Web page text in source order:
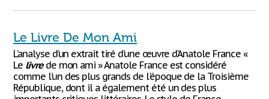
Le Livre De Mon Ami
L’analyse d’un extrait tiré d’une œuvre d’Anatole France «
Le livrede mon ami » Anatole France est considéré
comme l’un des plus grands de l'époque de la Troisième
République, dont il a également été un des plus